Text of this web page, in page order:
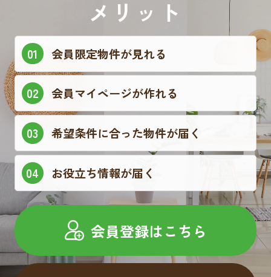
メリット
会員限定物件が見れる
会員マイページが作れる
希望条件に合った物件が届く
お役立ち情報が届く
会員登録はこちら